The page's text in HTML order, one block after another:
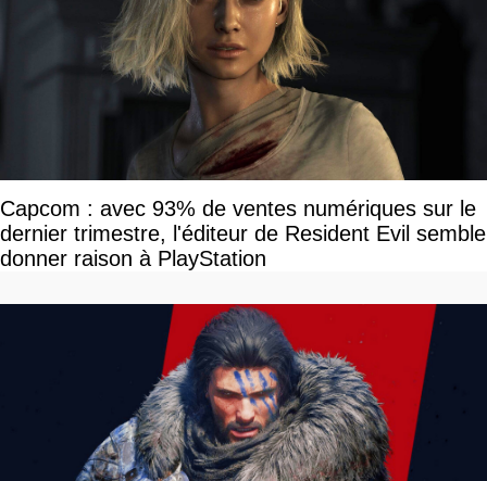
Capcom : avec 93% de ventes numériques sur le
dernier trimestre, l'éditeur de Resident Evil semble
donner raison à PlayStation